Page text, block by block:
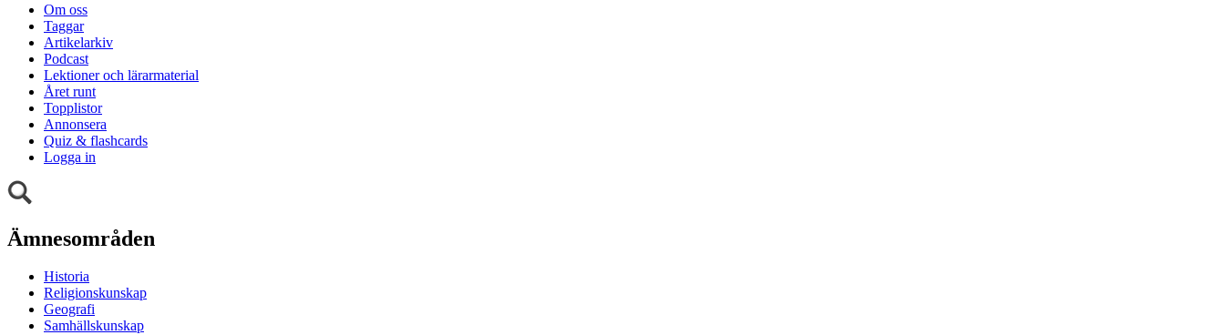
Om oss
Taggar
Artikelarkiv
Podcast
Lektioner och lärarmaterial
Året runt
Topplistor
Annonsera
Quiz & flashcards
Logga in
Ämnesområden
Historia
Religionskunskap
Geografi
Samhällskunskap